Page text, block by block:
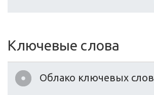
Ключевые слова
Облако ключевых слов